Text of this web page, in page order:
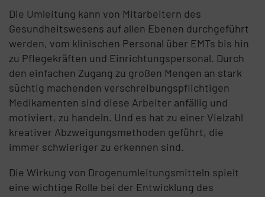
Die Umleitung kann von Mitarbeitern des
Gesundheitswesens auf allen Ebenen durchgeführt
werden, vom klinischen Personal über EMTs bis hin
zu Pflegekräften und Einrichtungspersonal. Durch
den einfachen Zugang zu großen Mengen an stark
süchtig machenden verschreibungspflichtigen
Medikamenten sind diese Arbeiter anfällig und
motiviert, zu handeln. Und es hat zu einer Vielzahl
kreativer Abzweigungsmethoden geführt, die
immer schwieriger zu erkennen sind.
Die Wirkung von Drogenumleitungsmitteln spielt
eine wichtige Rolle bei der Entwicklung des